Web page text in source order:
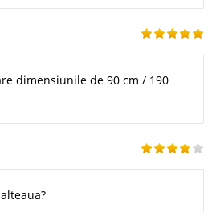
dimensiunile de 90 cm / 190